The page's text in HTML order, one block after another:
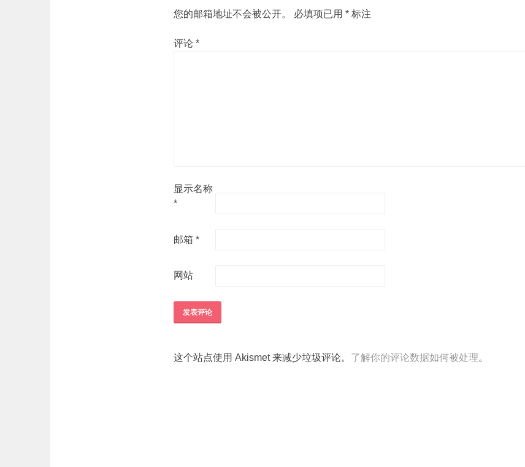
您的邮箱地址不会被公开。 必填项已用 * 标注
评论 *
显示名称
*
邮箱 *
网站
这个站点使用 Akismet 来减少垃圾评论。 了解你的评论数据如何被处理。